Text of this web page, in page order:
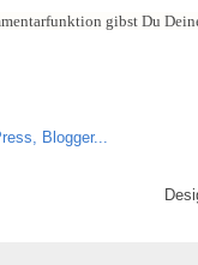
gibst Du